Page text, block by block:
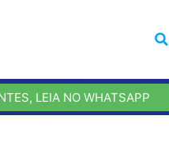
LEIA NO WHATSAPP